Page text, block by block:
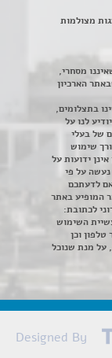
מרווח ובו ניתן לצפות ב- 400 הצגות מצולמות
מסחרי,
הארכיון
בתצלומים,
לנו על
של בעלי
שימוש
ידועות על
נעשה על פי
לחוק זכויות יוצרים תשס"ח-2007. אם לדעתכם
המופיע באתר
לכתובת:
השימוש
וכן
על מנת שנוכל
Designed By